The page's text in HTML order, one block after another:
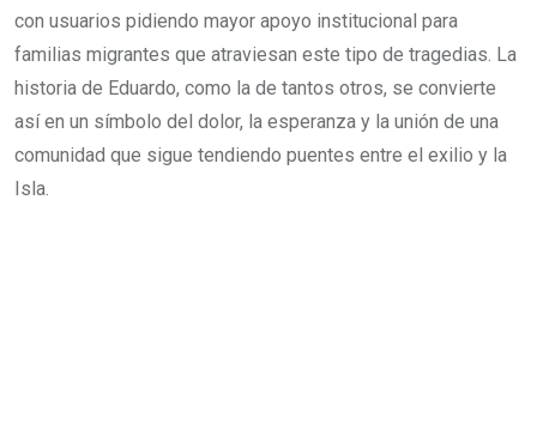
con usuarios pidiendo mayor apoyo institucional para
familias migrantes que atraviesan este tipo de tragedias. La
historia de Eduardo, como la de tantos otros, se convierte
así en un símbolo del dolor, la esperanza y la unión de una
comunidad que sigue tendiendo puentes entre el exilio y la
Isla.